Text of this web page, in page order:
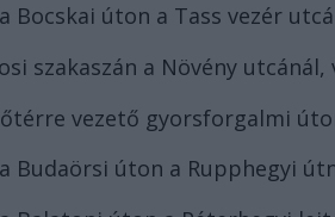
Bocskai úton a Tass vezér
szakaszán a Növény
vezető gyorsforgalmi
Budaörsi úton a Rupphegyi